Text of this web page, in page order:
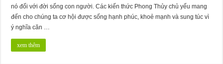
nó đối với đời sống con người. Các kiến thức Phong Thủy chủ yếu mang
đến cho chúng ta cơ hội được sống hạnh phúc, khoẻ mạnh và sung túc vì
ý nghĩa căn …
xem thêm